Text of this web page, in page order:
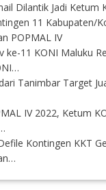
Dilantik Jadi Ketum
11 Kabupaten/
POPMAL IV
ke-11 KONI Maluku
Tanimbar Target
IV 2022, Ketum
Kontingen KKT